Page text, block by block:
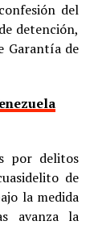
del
detención,
Garantía de
por delitos
de
la medida
avanza la